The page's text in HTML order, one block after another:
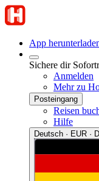
App
Sichere dir
Anmelden
Mehr zu
Posteingang
Reisen
Hilfe
Deutsch · EUR ·